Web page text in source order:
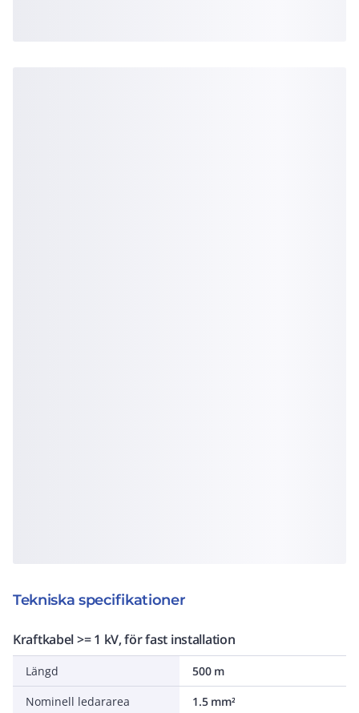
Tekniska specifikationer
Kraftkabel >= 1 kV, för fast installation
Längd
500 m
Nominell ledararea
1.5 mm²